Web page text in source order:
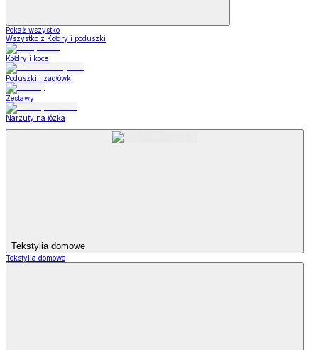
Pokaż wszystko
Wszystko z Kołdry i poduszki
Kołdry i koce
Poduszki i zagłówki
Zestawy
Narzuty na łózka
Tekstylia domowe
Tekstylia domowe